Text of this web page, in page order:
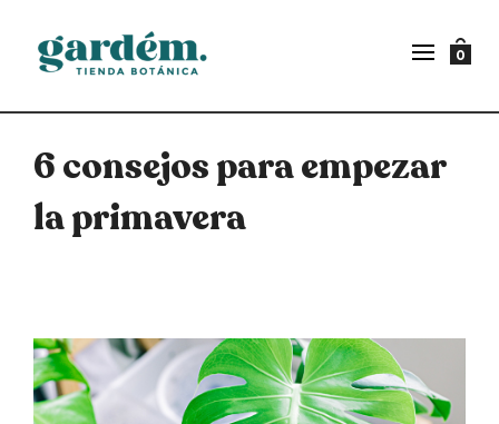
0
6 consejos para empezar
la primavera